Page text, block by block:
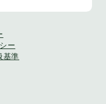
ー
基準